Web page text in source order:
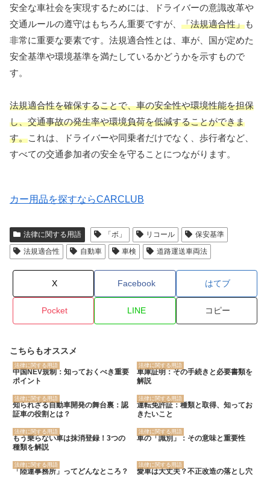
安全な車社会を実現するためには、ドライバーの意識改革や
交通ルールの遵守はもちろん重要ですが、 「法規適合性」も
非常に重要な要素です。法規適合性とは、車が、国が定めた
安全基準や環境基準を満たしているかどうかを示すもので
す。
法規適合性を確保することで、車の安全性や環境性能を担保
し、交通事故の発生率や環境負荷を低減することができま
す。これは、ドライバーや同乗者だけでなく、歩行者など、
すべての交通参加者の安全を守ることにつながります。
カー用品を探すならCARCLUB
法律に関する用語 「ボ」 リコール
保安基準
法規適合性
自動車 車検 道路運送車両法
X Facebook はてブ
Pocket LINE コピー
こちらもオススメ
法律に関する用語
中国NEV規制：知っておくべき重要
ポイント
法律に関する用語
車庫証明：その手続きと必要書類を
解説
法律に関する用語
知られざる自動車開発の舞台裏：認
証車の役割とは？
法律に関する用語
運転免許証：種類と取得、知ってお
きたいこと
法律に関する用語
もう乗らない車は抹消登録！3つの
種類を解説
法律に関する用語
車の「識別」：その意味と重要性
法律に関する用語
「陸運事務所」ってどんなところ？
法律に関する用語
愛車は大丈夫？不正改造の落とし穴